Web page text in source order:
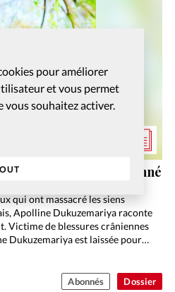
pour améliorer
et vous permet
vous souhaitez activer.
Dossier
rwandais, elle a pardonné
qui ont massacré les siens
Apolline Dukuzemariya raconte
Victime de blessures crâniennes
Dukuzemariya est laissée pour
Abonnés